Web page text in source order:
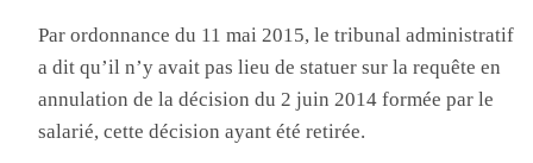
Par ordonnance du 11 mai 2015, le tribunal administratif
a dit qu’il n’y avait pas lieu de statuer sur la requête en
annulation de la décision du 2 juin 2014 formée par le
salarié, cette décision ayant été retirée.